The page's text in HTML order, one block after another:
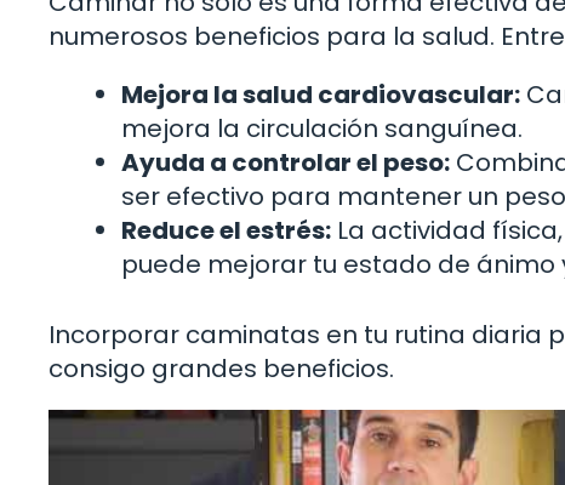
numerosos beneficios para la salud.
Mejora la salud cardiovascular:
mejora la circulación sanguínea.
Ayuda a controlar el peso:
ser efectivo para mantener un
Reduce el estrés: La actividad
puede mejorar tu estado de ánimo
Incorporar caminatas en tu rutina diaria
consigo grandes beneficios.